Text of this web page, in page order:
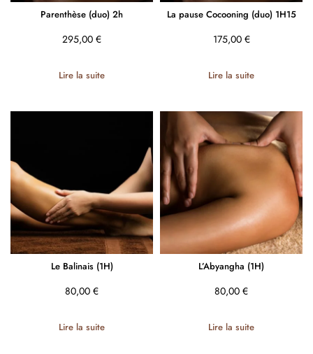
Parenthèse (duo) 2h
295,00 €
Lire la suite
La pause Cocooning (duo) 1H15
175,00 €
Lire la suite
Le Balinais (1H)
80,00 €
Lire la suite
L’Abyangha (1H)
80,00 €
Lire la suite